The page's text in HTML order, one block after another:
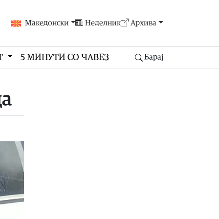
Македонски Неделник Архива
5 МИНУТИ СО ЧАВЕЗ Барај